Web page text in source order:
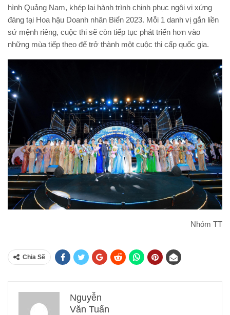
hình Quảng Nam, khép lại hành trình chinh phục ngôi vị xứng
đáng tại Hoa hậu Doanh nhân Biển 2023. Mỗi 1 danh vị gắn liền
sứ mệnh riêng, cuộc thi sẽ còn tiếp tục phát triển hơn vào
những mùa tiếp theo để trở thành một cuộc thi cấp quốc gia.
Nhóm TT
Chia Sẽ
Nguyễn
Văn Tuấn